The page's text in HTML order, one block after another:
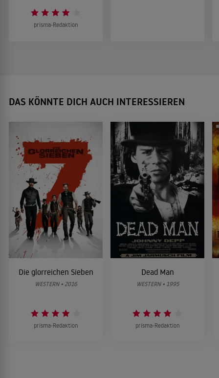
prisma-Redaktion
DAS KÖNNTE DICH AUCH INTERESSIEREN
Die glorreichen Sieben
WESTERN • 2016
prisma-Redaktion
Dead Man
WESTERN • 1995
prisma-Redaktion